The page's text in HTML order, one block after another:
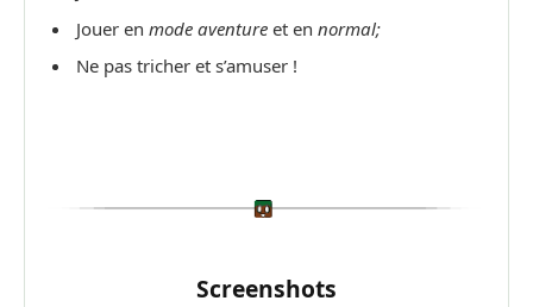
Jouer en mode aventure et en normal;
Ne pas tricher et s’amuser !
Screenshots